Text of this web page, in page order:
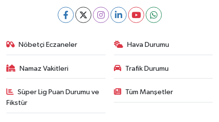
Nöbetçi Eczaneler Hava Durumu
Namaz Vakitleri Trafik Durumu
Süper Lig Puan Durumu ve
Fikstür
Tüm Manşetler